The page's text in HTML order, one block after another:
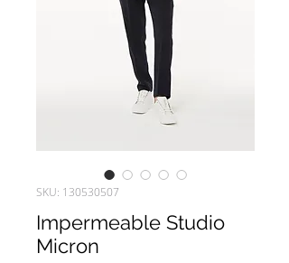
SKU: 130530507
Impermeable Studio
Micron